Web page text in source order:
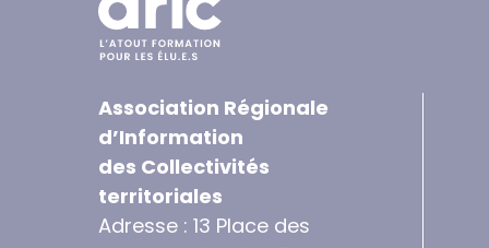
Association Régionale
d’Information
des Collectivités
territoriales
Adresse : 13 Place des